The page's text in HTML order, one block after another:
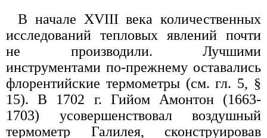
В начале XVIII века количественных
исследований тепловых явлений почти
не производили. Лучшими
инструментами по-прежнему оставались
флорентийские термометры (см. гл. 5, §
15). В 1702 г. Гийом Амонтон (1663-
1703) усовершенствовал воздушный
термометр Галилея, сконструировав